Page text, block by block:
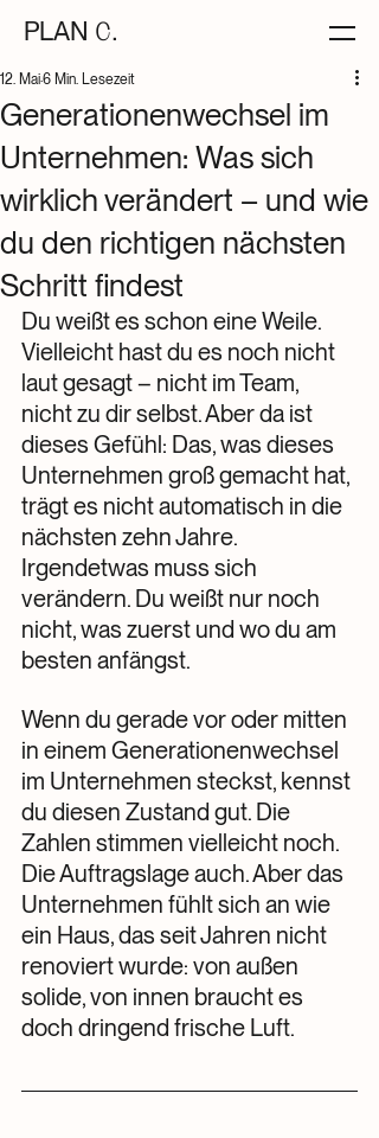
PLAN C.
Generationenwechsel im
Unternehmen: Was sich
wirklich verändert – und wie
du den richtigen nächsten
Schritt findest
12. Mai6 Min. Lesezeit
Du weißt es schon eine Weile.
Vielleicht hast du es noch nicht
laut gesagt – nicht im Team,
nicht zu dir selbst. Aber da ist
dieses Gefühl: Das, was dieses
Unternehmen groß gemacht hat,
trägt es nicht automatisch in die
nächsten zehn Jahre.
Irgendetwas muss sich
verändern. Du weißt nur noch
nicht, was zuerst und wo du am
besten anfängst.
Wenn du gerade vor oder mitten
in einem Generationenwechsel
im Unternehmen steckst, kennst
du diesen Zustand gut. Die
Zahlen stimmen vielleicht noch.
Die Auftragslage auch. Aber das
Unternehmen fühlt sich an wie
ein Haus, das seit Jahren nicht
renoviert wurde: von außen
solide, von innen braucht es
doch dringend frische Luft.